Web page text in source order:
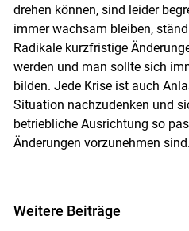
drehen können, sind leider
immer wachsam bleiben,
Radikale kurzfristige
werden und man sollte sich
bilden. Jede Krise ist auch
Situation nachzudenken und
betriebliche Ausrichtung so
Änderungen vorzunehmen sind.
Weitere Beiträge